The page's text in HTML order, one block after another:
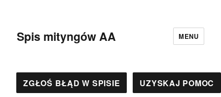
Spis mityngów AA MENU
ZGŁOŚ BŁĄD W SPISIE UZYSKAJ POMOC